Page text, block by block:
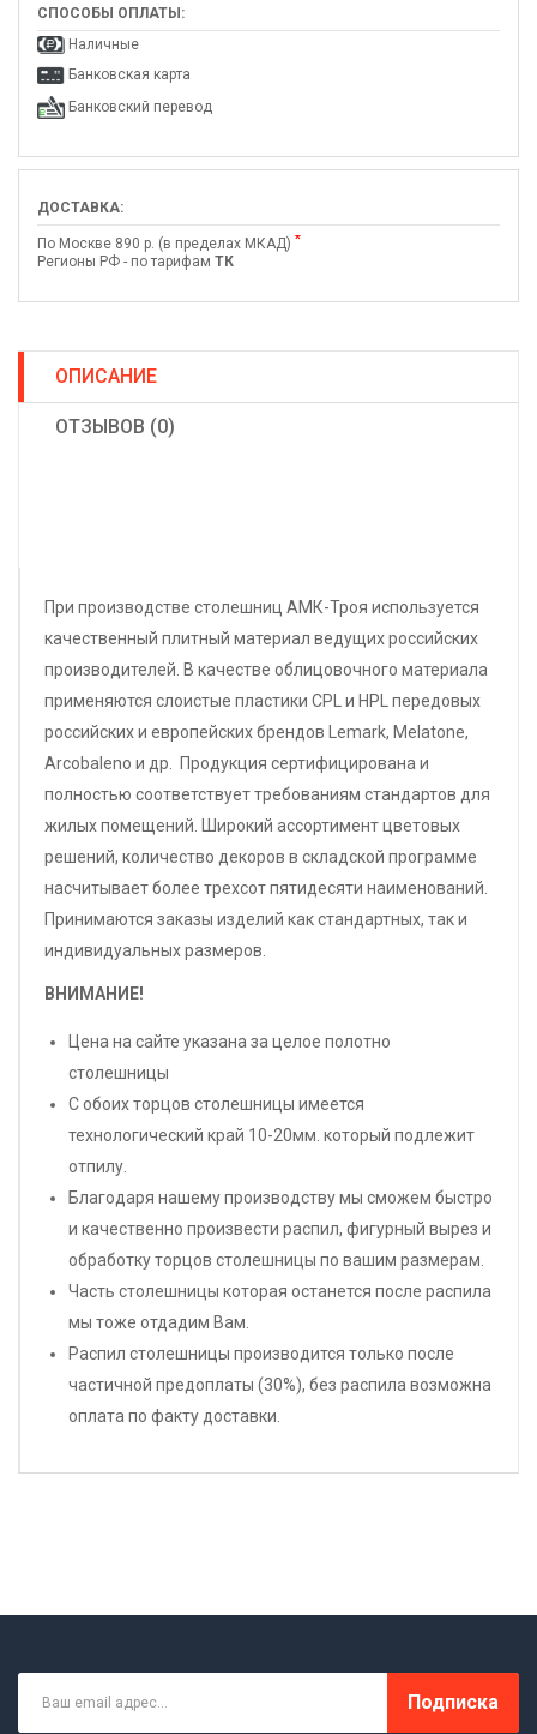
СПОСОБЫ ОПЛАТЫ:
Наличные
Банковская карта
Банковский перевод
ДОСТАВКА:
По Москве 890 р. (в пределах МКАД) *
Регионы РФ - по тарифам ТК
ОПИСАНИЕ
ОТЗЫВОВ (0)
При производстве столешниц АМК-Троя используется
качественный плитный материал ведущих российских
производителей. В качестве облицовочного материала
применяются слоистые пластики CPL и HPL передовых
российских и европейских брендов Lemark, Melatone,
Arcobaleno и др. Продукция сертифицирована и
полностью соответствует требованиям стандартов для
жилых помещений. Широкий ассортимент цветовых
решений, количество декоров в складской программе
насчитывает более трехсот пятидесяти наименований.
Принимаются заказы изделий как стандартных, так и
индивидуальных размеров.
ВНИМАНИЕ!
Цена на сайте указана за целое полотно
столешницы
С обоих торцов столешницы имеется
технологический край 10-20мм. который подлежит
отпилу.
Благодаря нашему производству мы сможем быстро
и качественно произвести распил, фигурный вырез и
обработку торцов столешницы по вашим размерам.
Часть столешницы которая останется после распила
мы тоже отдадим Вам.
Распил столешницы производится только после
частичной предоплаты (30%), без распила возможна
оплата по факту доставки.
Подписка